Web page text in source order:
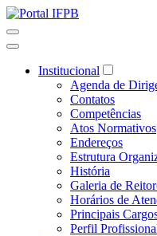
Institucional
Agenda de
Contatos
Competências
Atos Normativos
Endereços
Estrutura
História
Galeria de
Horários de
Principais
Perfil